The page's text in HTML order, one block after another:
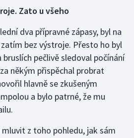
Zato u všeho
dva přípravné zápasy, byl na
bez výstroje. Přesto ho byl
bruslích pečlivě sledoval počínání
někým přispěchal probrat
hlavně se zkušeným
a bylo patrné, že mu
z toho pohledu, jak sám